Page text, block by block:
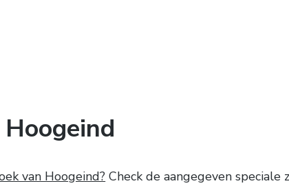
van Hoogeind? Check de aangegeven